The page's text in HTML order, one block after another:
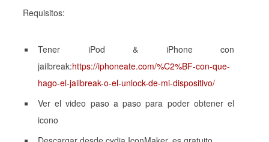
Requisitos:
Tener iPod & iPhone con
jailbreak:https://iphoneate.com/%C2%BF-con-que-
hago-el-jailbreak-o-el-unlock-de-mi-dispositivo/
Ver el video paso a paso para poder obtener el
icono